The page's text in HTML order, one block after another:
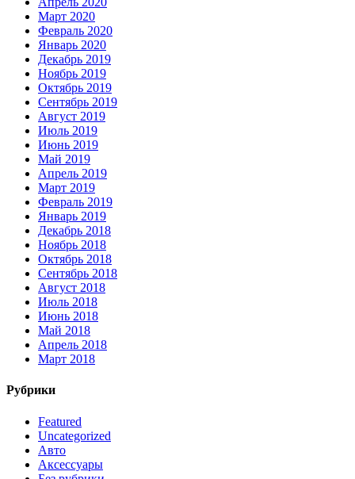
Март 2020
Февраль 2020
Январь 2020
Декабрь 2019
Ноябрь 2019
Октябрь 2019
Сентябрь 2019
Август 2019
Июль 2019
Июнь 2019
Май 2019
Апрель 2019
Март 2019
Февраль 2019
Январь 2019
Декабрь 2018
Ноябрь 2018
Октябрь 2018
Сентябрь 2018
Август 2018
Июль 2018
Июнь 2018
Май 2018
Апрель 2018
Март 2018
Рубрики
Featured
Uncategorized
Авто
Аксессуары